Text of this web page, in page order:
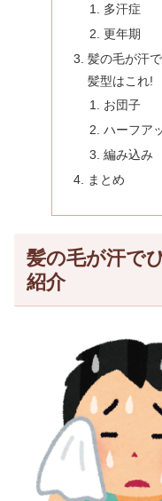
多汗症
更年期
髪の毛が汗
髪型はこれ!
お団子
ハーフア
編み込み
まとめ
髪の毛が汗で
紹介